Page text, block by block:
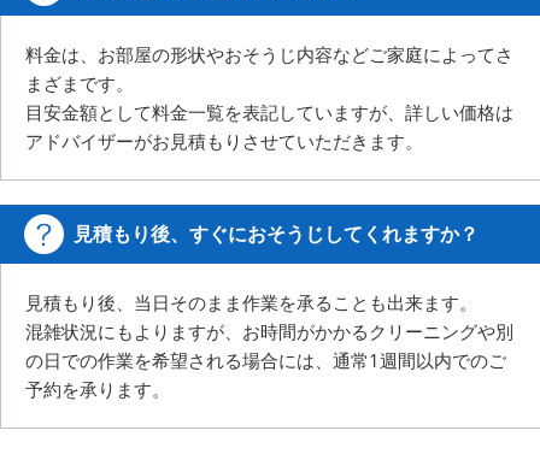
料金は、お部屋の形状やおそうじ内容などご家庭によってさ
まざまです。
目安金額として料金一覧を表記していますが、詳しい価格は
アドバイザーがお見積もりさせていただきます。
見積もり後、すぐにおそうじしてくれますか？
見積もり後、当日そのまま作業を承ることも出来ます。
混雑状況にもよりますが、お時間がかかるクリーニングや別
の日での作業を希望される場合には、 通常1週間以内でのご
予約を承ります。